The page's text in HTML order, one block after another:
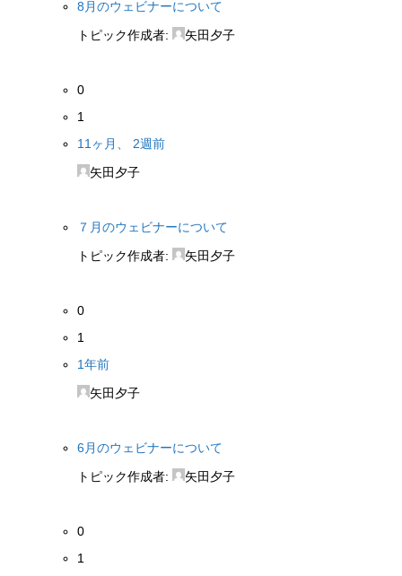
8月のウェビナーについて
トピック作成者:
矢田夕子
0
1
11ヶ月、 2週前
矢田夕子
７月のウェビナーについて
トピック作成者:
矢田夕子
0
1
1年前
矢田夕子
6月のウェビナーについて
トピック作成者:
矢田夕子
0
1